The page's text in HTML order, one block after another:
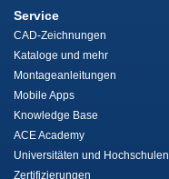
Service
CAD-Zeichnungen
Kataloge und mehr
Montageanleitungen
Mobile Apps
Knowledge Base
ACE Academy
Universitäten und Hochschulen
Zertifizierungen